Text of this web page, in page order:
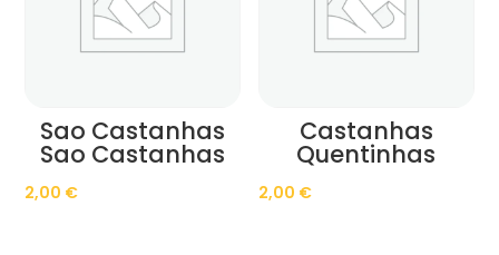
Sao Castanhas
Sao Castanhas
2,00 €
Castanhas
Quentinhas
2,00 €